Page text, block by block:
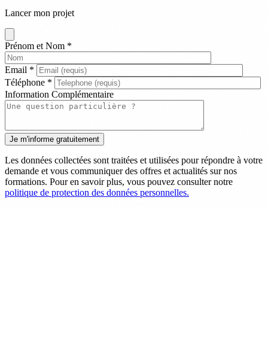
Lancer mon projet
Prénom et Nom *
Email *
Téléphone *
Information Complémentaire
Les données collectées sont traitées et utilisées pour répondre à votre
demande et vous communiquer des offres et actualités sur nos
formations. Pour en savoir plus, vous pouvez consulter notre
politique de protection des données personnelles.